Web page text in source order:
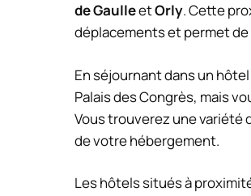
de GaulleetOrly. Cette
déplacements et permet
En séjournant dans un
Palais des Congrès, mais
Vous trouverez une variété
de votre hébergement.
Les hôtels situés à